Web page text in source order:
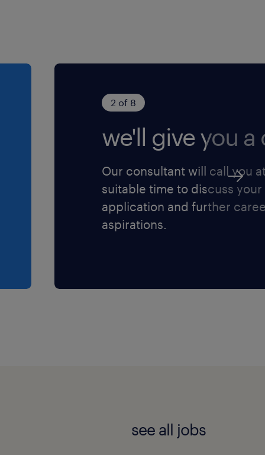
2 of 8
we'll give you a
Our consultant will call you
suitable time to discuss your
application and further
aspirations.
see all jobs